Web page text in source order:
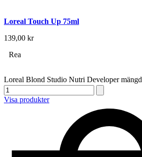
Loreal Touch Up 75ml
139,00 kr
Rea
Loreal Blond Studio Nutri Developer mängd
Visa produkter